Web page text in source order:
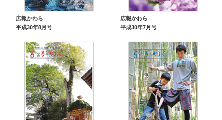
広報かわら
平成30年8月号
広報かわら
平成30年7月号